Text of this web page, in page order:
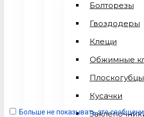
Болторезы
Гвоздодеры
Клещи
Обжимные
Плоскогубцы
Кусачки
Больше не показывать это